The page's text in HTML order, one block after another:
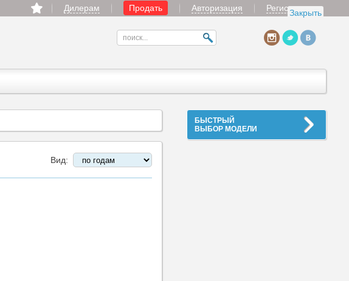
Закрыть
Дилерам Продать Авторизация Регистрация
БЫСТРЫЙ
ВЫБОР МОДЕЛИ
Вид: